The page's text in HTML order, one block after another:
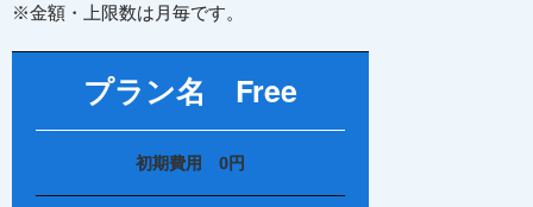
※金額・上限数は月毎です。
プラン名 Free
初期費用 0円